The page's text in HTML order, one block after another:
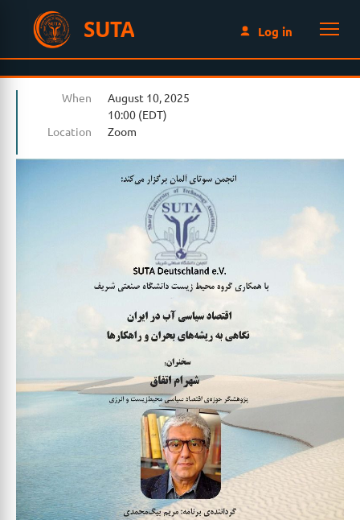
SUTA Log in
When
August 10, 2025
10:00 (EDT)
Location
Zoom